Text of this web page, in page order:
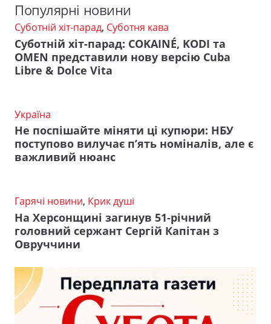
Популярні новини
Суботній хіт-парад, Суботня кава
Суботній хіт-парад: COKAINÉ, KODI та
OMEN представили нову версію Cuba
Libre & Dolce Vita
Україна
Не поспішайте міняти ці купюри: НБУ
поступово вилучає п’ять номіналів, але є
важливий нюанс
Гарячі новини, Крик душі
На Херсонщині загинув 51-річний
головний сержант Сергій Капітан з
Овруччини